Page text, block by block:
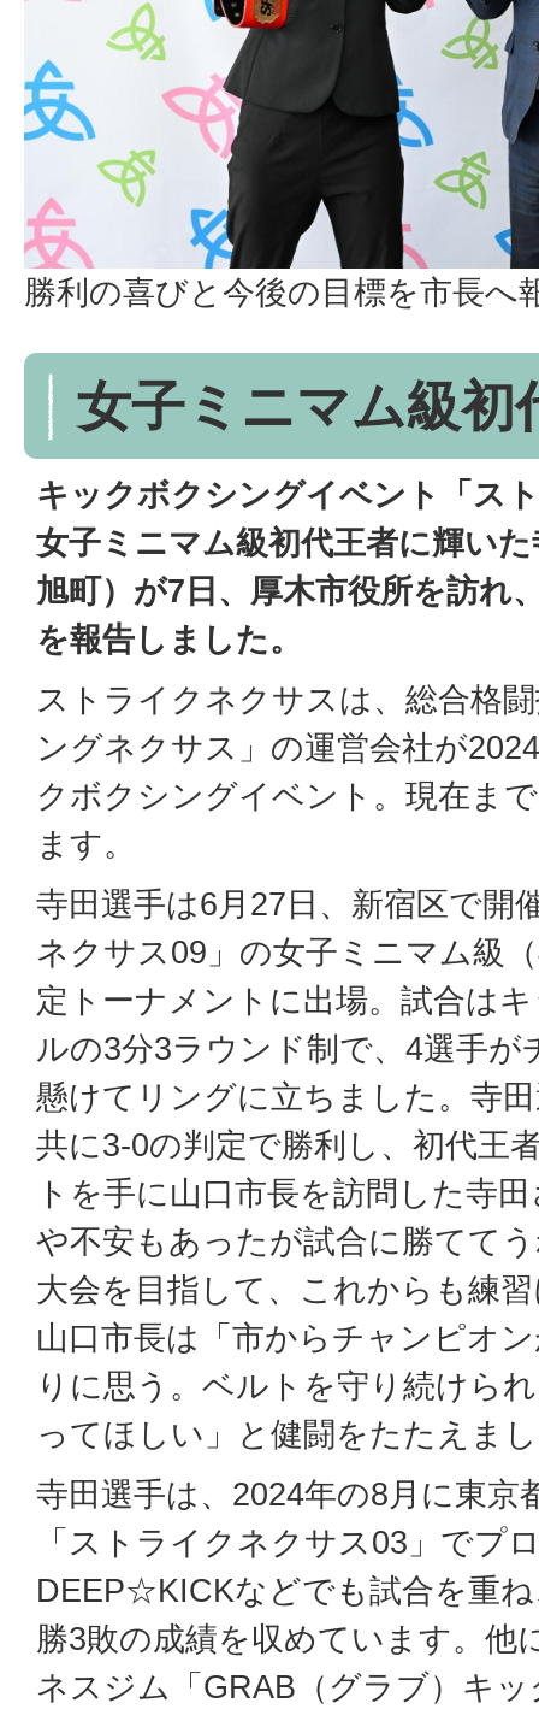
勝利の喜びと今後の目標を市長へ
女子ミニマム級初
キックボクシングイベント「ス
女子ミニマム級初代王者に輝い
旭町）が7日、厚木市役所を訪れ
を報告しました。
ストライクネクサスは、総合格
ングネクサス」の運営会社が
クボクシングイベント。現在ま
ます。
寺田選手は6月27日、新宿区で開
ネクサス09」の女子ミニマム級
定トーナメントに出場。試合は
ルの3分3ラウンド制で、4選手
懸けてリングに立ちました。寺
共に3-0の判定で勝利し、初代王
トを手に山口市長を訪問した寺
や不安もあったが試合に勝てて
大会を目指して、これからも練
山口市長は「市からチャンピオ
りに思う。ベルトを守り続けら
ってほしい」と健闘をたたえま
寺田選手は、2024年の8月に東京
「ストライクネクサス03」でプ
DEEP☆KICKなどでも試合を重
勝3敗の成績を収めています。他
ネスジム「GRAB（グラブ）キ